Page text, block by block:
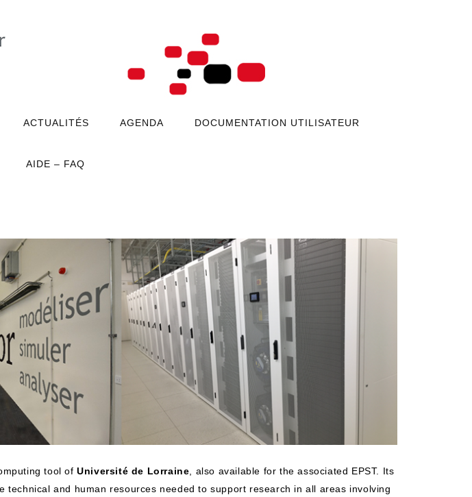
ACTUALITÉS AGENDA DOCUMENTATION UTILISATEUR
AIDE – FAQ
tool ofUniversité de Lorraine, also available for the associated EPST. Its
technical and human resources needed to support research in all areas involving